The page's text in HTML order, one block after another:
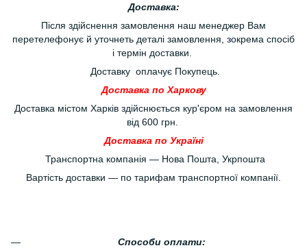
Доставка:
Після здійснення замовлення наш менеджер Вам
перетелефонує й уточнеть деталі замовлення, зокрема спосіб
і термін доставки.
Доставку оплачує Покупець.
Доставка по Харкову
Доставка містом Харків здійснюється кур'єром на замовлення
від 600 грн.
Доставка по Україні
Транспортна компанія — Нова Пошта, Укрпошта
Вартість доставки — по тарифам транспортної компанії.
Способи оплати: